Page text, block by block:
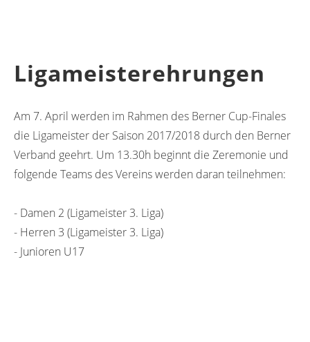
Ligameisterehrungen
Am 7. April werden im Rahmen des Berner Cup-Finales
die Ligameister der Saison 2017/2018 durch den Berner
Verband geehrt. Um 13.30h beginnt die Zeremonie und
folgende Teams des Vereins werden daran teilnehmen:
- Damen 2 (Ligameister 3. Liga)
- Herren 3 (Ligameister 3. Liga)
- Junioren U17